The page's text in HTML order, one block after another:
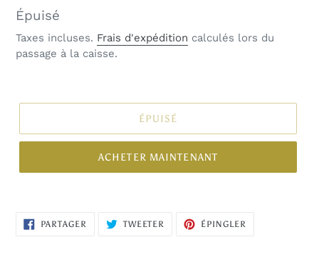
Prix
normal
Épuisé
Taxes incluses. Frais d'expédition calculés lors du
passage à la caisse.
ÉPUISÉ
ACHETER MAINTENANT
PARTAGER PARTAGERTWEETER TWEETERÉPINGLER